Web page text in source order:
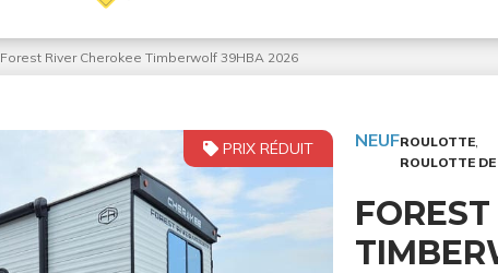
Forest River Cherokee Timberwolf 39HBA 2026
PRIX RÉDUIT NEUFROULOTTE,
ROULOTTE DE